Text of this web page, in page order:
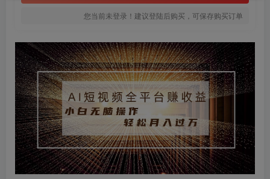
您当前未登录！建议登陆后购买，可保存购买订单